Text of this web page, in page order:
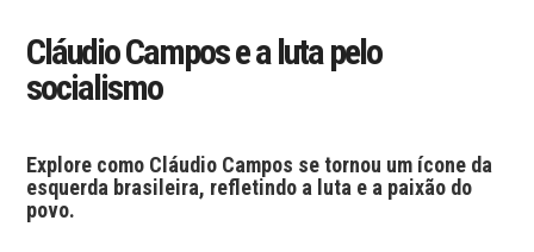
Cláudio Campos e a luta pelo
socialismo
Explore como Cláudio Campos se tornou um ícone da
esquerda brasileira, refletindo a luta e a paixão do
povo.